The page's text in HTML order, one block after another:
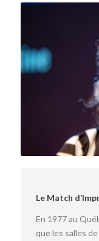
Le Match
En 1977 au
que les salles